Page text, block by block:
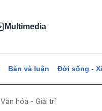
Multimedia
Bàn và luận Đời sống -
Văn hóa - Giải trí